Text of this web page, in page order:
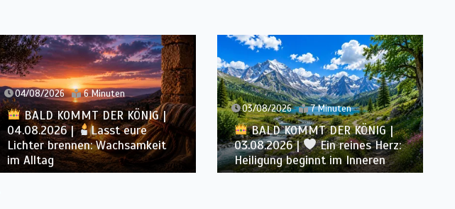
03/08/2026 7 Minuten
BALD KOMMT DER KÖNIG |
03.08.2026 |
Ein reines Herz:
Heiligung beginnt im Inneren
02/08/2026 6 Minuten
BALD KOMMT DER KÖNIG |
02.08.2026 |
Christus
ähnlicher werden: Verwandlung
von innen heraus